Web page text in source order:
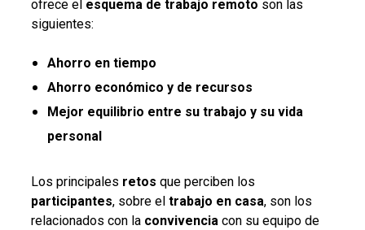
ofrece el esquema de trabajo remoto son las
siguientes:
Ahorro en tiempo
Ahorro económico y de recursos
Mejor equilibrio entre su trabajo y su vida
personal
Los principales retos que perciben los
participantes, sobre el trabajo en casa, son los
relacionados con la convivenciacon su equipo de